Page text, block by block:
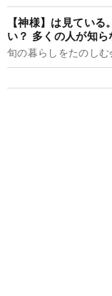
【神様】は見てい
い？ 多くの人が知
旬の暮らしをたのしむ